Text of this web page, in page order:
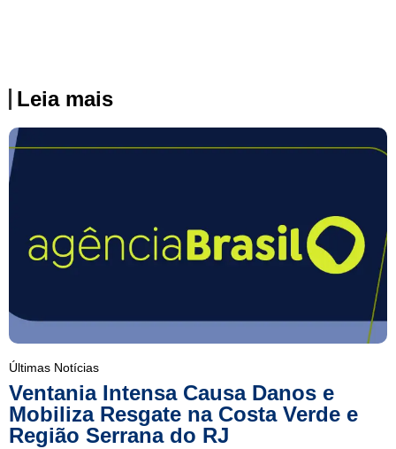
Leia mais
Últimas Notícias
Ventania Intensa Causa Danos e
Mobiliza Resgate na Costa Verde e
Região Serrana do RJ